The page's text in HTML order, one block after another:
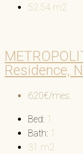
52.54 m2
Residence,
620€/mes.
Bed: 1
Bath: 1
31 m2